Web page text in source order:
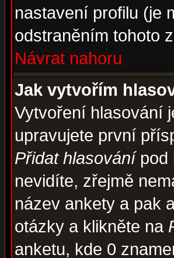
nastavení profilu (je
odstraněním tohoto
Návrat nahoru
Jak vytvořím
Vytvoření hlasování
upravujete první
Přidat hlasovánípod
nevidíte, zřejmě
název ankety a pak
otázky a klikněte na
anketu, kde 0